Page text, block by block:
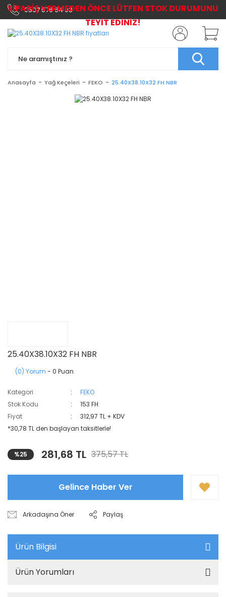
0507 576 64 03
Anasayfa Yağ Keçeleri FEKO 25.40X38.10X32 FH NBR
25.40X38.10X32 FH NBR
(0) Yorum - 0 Puan
Kategori
FEKO
Stok Kodu
153 FH
Fiyat
312,97 TL + KDV
*30,78 TL den başlayan taksitlerle!
%25 281,68 TL 375,57 TL
Gelince Haber Ver
Arkadaşına Öner Paylaş
Ürün Bilgisi
Ürün Yorumları
SİPARİŞ VERMEDEN ÖNCE LÜTFEN STOK DURUMUNU
TEYİT EDİNİZ!